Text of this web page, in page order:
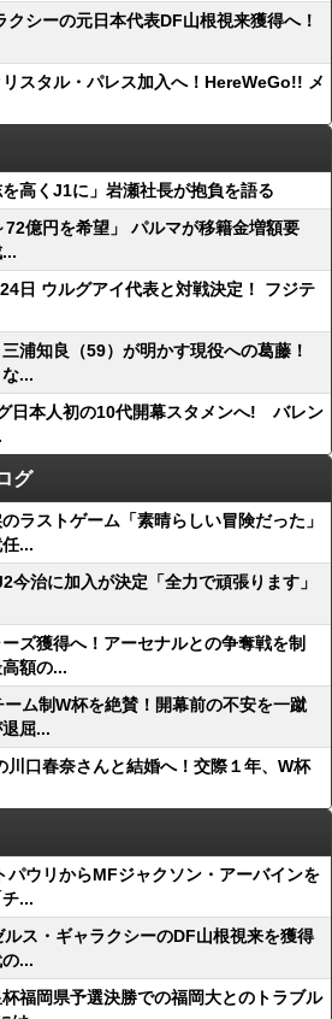
シーの元日本代表DF山根視来獲得へ！
スタル・パレス加入へ！HereWeGo!! メ
高くJ1に」岩瀬社長が抱負を語る
億円を希望」 パルマが移籍金増額要
日 ウルグアイ代表と対戦決定！ フジテ
浦知良（59）が明かす現役への葛藤！
...
日本人初の10代開幕スタメンへ! バレン
グ
ラストゲーム「素晴らしい冒険だった」
...
今治に加入が決定「全力で頑張ります」
ズ獲得へ！アーセナルとの争奪戦を制
額の...
ム制W杯を絶賛！開幕前の不安を一蹴
屈...
川口春奈さんと結婚へ！交際１年、W杯
パウリからMFジャクソン・アーバインを
...
ス・ギャラクシーのDF山根視来を獲得
...
福岡県予選決勝での福岡大とのトラブル